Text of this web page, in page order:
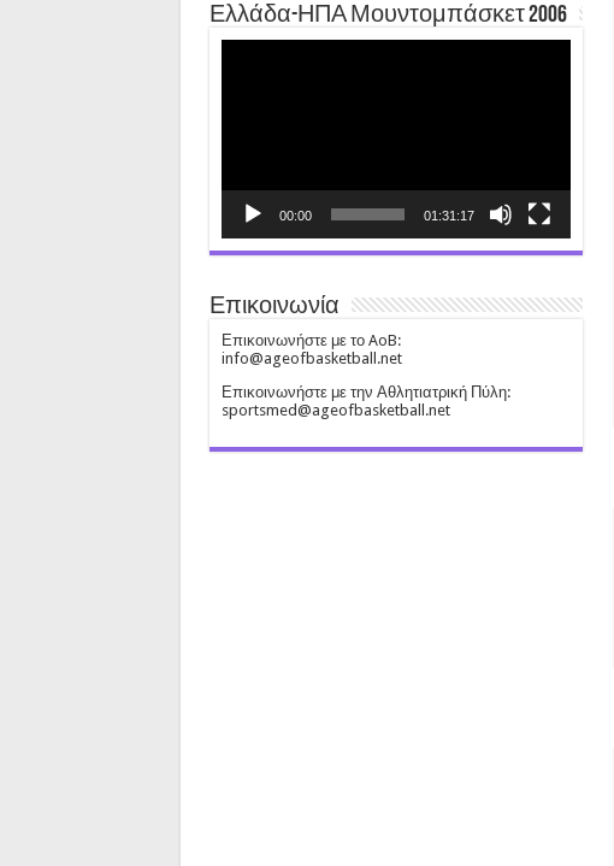
Ελλάδα-ΗΠΑ Μουντομπάσκετ 2006
00:00 01:31:17
Επικοινωνία
Επικοινωνήστε με το AoB:
info@ageofbasketball.net
Επικοινωνήστε με την Αθλητιατρική Πύλη:
sportsmed@ageofbasketball.net